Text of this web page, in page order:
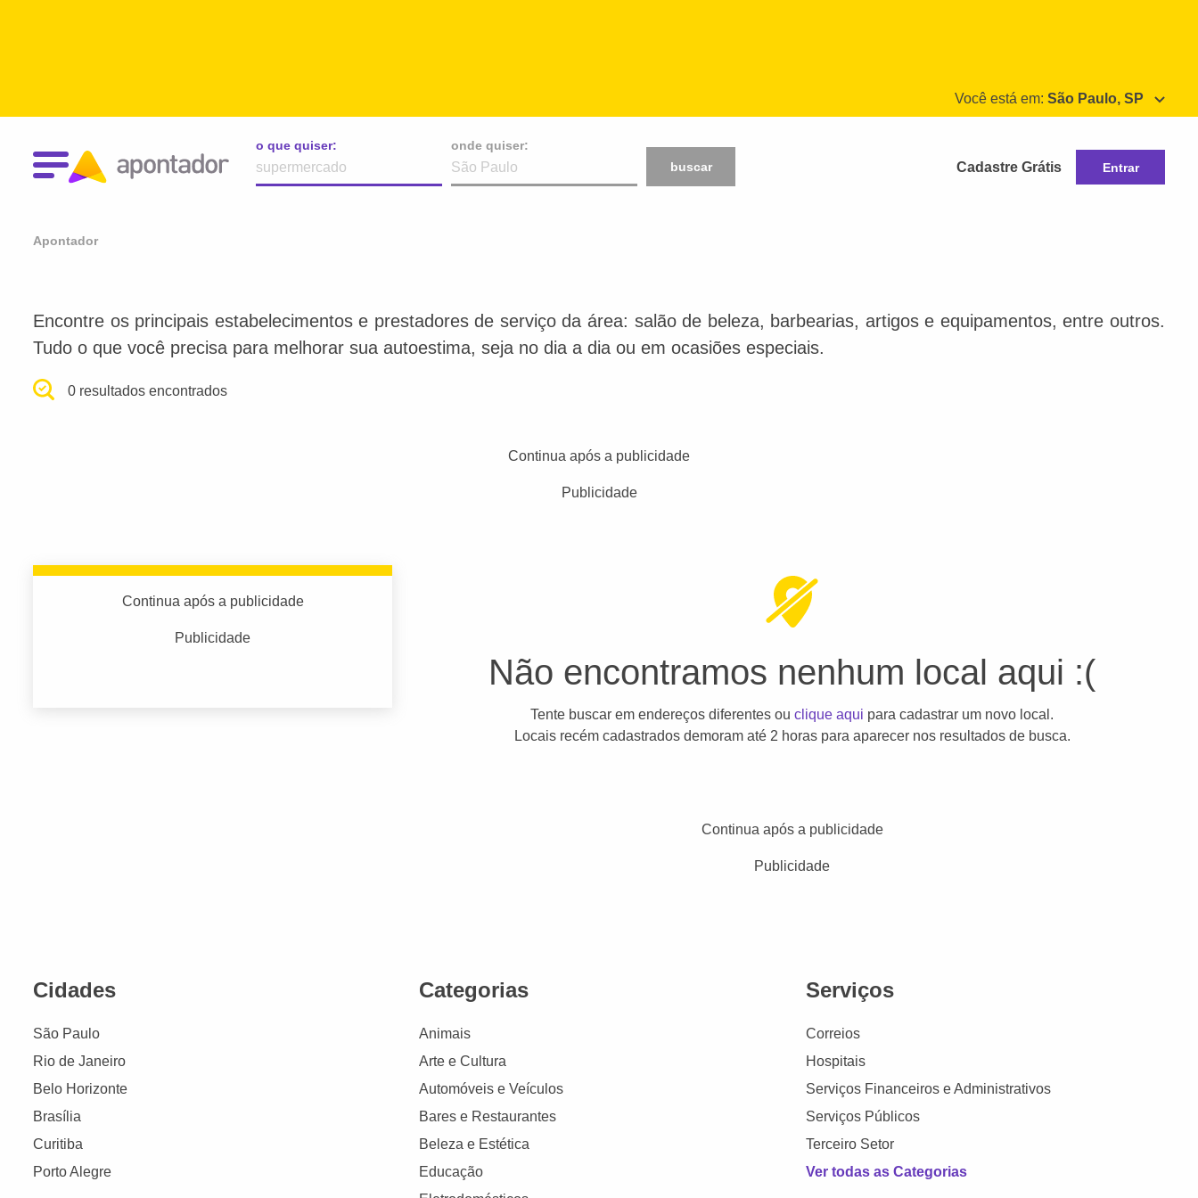
Você está em: São Paulo, SP
o que quiser:
onde quiser:
buscar
Cadastre Grátis Entrar
Apontador
Encontre os principais estabelecimentos e prestadores de serviço da área: salão de beleza, barbearias, artigos e equipamentos, entre outros.
Tudo o que você precisa para melhorar sua autoestima, seja no dia a dia ou em ocasiões especiais.
0 resultados encontrados
Continua após a publicidade
Publicidade
Continua após a publicidade
Publicidade
Não encontramos nenhum local aqui :(
Tente buscar em endereços diferentes ouclique aqui para cadastrar um novo local.
Locais recém cadastrados demoram até 2 horas para aparecer nos resultados de busca.
Continua após a publicidade
Publicidade
Cidades
São Paulo
Rio de Janeiro
Belo Horizonte
Brasília
Curitiba
Porto Alegre
Categorias
Animais
Arte e Cultura
Automóveis e Veículos
Bares e Restaurantes
Beleza e Estética
Educação
Serviços
Correios
Hospitais
Serviços Financeiros e Administrativos
Serviços Públicos
Terceiro Setor
Ver todas as Categorias